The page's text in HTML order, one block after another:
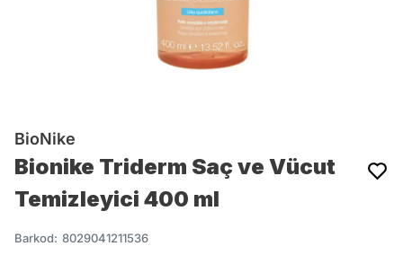
BioNike
Bionike Triderm Saç ve Vücut
Temizleyici 400 ml
Barkod: 8029041211536